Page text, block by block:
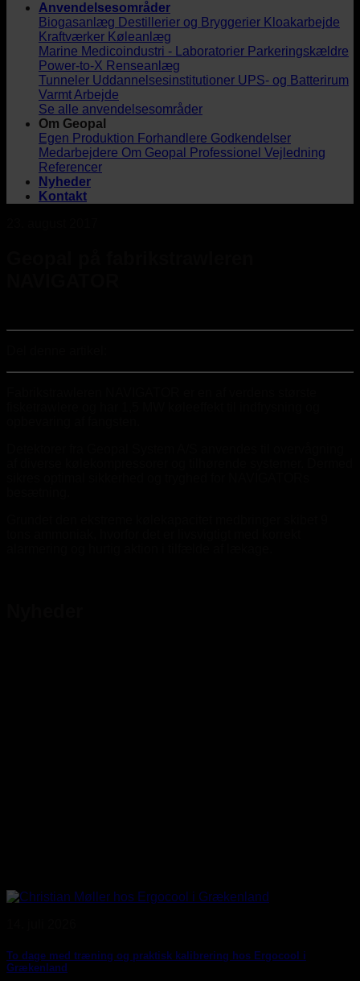
Anvendelsesområder
Biogasanlæg Destillerier og Bryggerier Kloakarbejde
Kraftværker Køleanlæg
Marine Medicoindustri - Laboratorier Parkeringskældre
Power-to-X Renseanlæg
Tunneler Uddannelsesinstitutioner UPS- og Batterirum
Varmt Arbejde
Se alle anvendelsesområder
Om Geopal
Egen Produktion Forhandlere Godkendelser
Medarbejdere Om Geopal
Professionel Vejledning
Referencer
Nyheder
Kontakt
To dage med træning og praktisk kalibrering hos Ergocool i
Grækenland